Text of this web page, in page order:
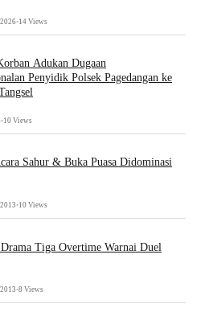
•14 Views
Adukan Dugaan
Penyidik Polsek Pagedangan ke
•10 Views
Sahur & Buka Puasa Didominasi
•10 Views
Tiga Overtime Warnai Duel
•8 Views